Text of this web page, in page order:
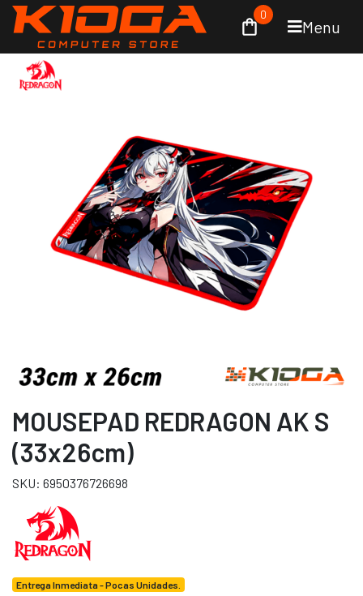
Menu
0
MOUSEPAD REDRAGON AK S
(33x26cm)
SKU: 6950376726698
Entrega Inmediata - Pocas Unidades.